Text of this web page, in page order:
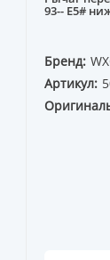
93-- E5#
Бренд:
Артикул: